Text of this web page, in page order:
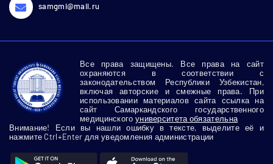
samgmi@mail.ru
Все права защищены. Все права на сайт
охраняются в соответствии с
законодательством Республики Узбекистан,
включая авторские и смежные права. При
использовании материалов сайта ссылка на
сайт Самаркандского государственного
медицинского университета обязательна
Внимание! Если вы нашли ошибку в тексте, выделите её и
нажмите Ctrl+Enter для уведомления администрации